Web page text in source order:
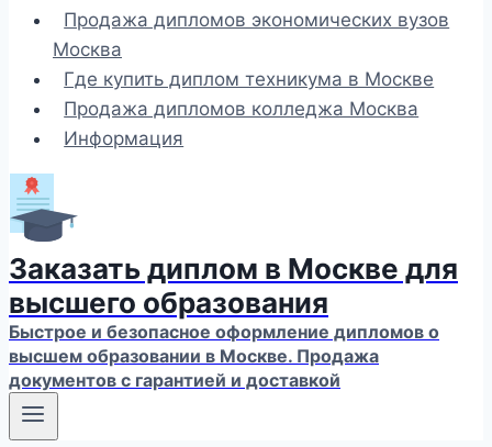
Продажа дипломов экономических вузов
Москва
Где купить диплом техникума в Москве
Продажа дипломов колледжа Москва
Информация
Заказать диплом в Москве для
высшего образования
Быстрое и безопасное оформление дипломов о
высшем образовании в Москве. Продажа
документов с гарантией и доставкой